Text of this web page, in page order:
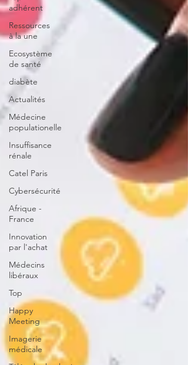
adhérent
Ressources
à la une
Ecosystème
de santé
diabète
Actualités
Médecine
populationelle
Insuffisance
rénale
Catel Paris
Cybersécurité
Afrique -
France
Innovation
par l'achat
Médecins
libéraux
Top
Happy
Meeting
Imagerie
médicale